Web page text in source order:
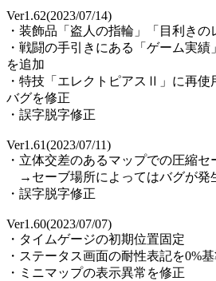
Ver1.62(2023/07/14)
・装飾品「盗人の指輪」「目利き
・戦闘の手引きにある「ゲーム実績
を追加
・特技「エレクトピアスⅡ」に再使
バグを修正
・誤字脱字修正
Ver1.61(2023/07/11)
・立体交差のあるマップでの圧縮セ
→セーブ場所によってはバグが発
・誤字脱字修正
Ver1.60(2023/07/07)
・タイムゲージの初期位置固定
・ステータス画面の耐性表記を0%
・ミニマップの表示異常を修正